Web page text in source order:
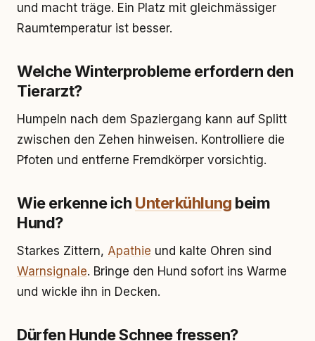
und macht träge. Ein Platz mit gleichmässiger
Raumtemperatur ist besser.
Welche Winterprobleme erfordern den
Tierarzt?
Humpeln nach dem Spaziergang kann auf Splitt
zwischen den Zehen hinweisen. Kontrolliere die
Pfoten und entferne Fremdkörper vorsichtig.
Wie erkenne ich Unterkühlung beim
Hund?
Starkes Zittern, Apathie und kalte Ohren sind
Warnsignale. Bringe den Hund sofort ins Warme
und wickle ihn in Decken.
Dürfen Hunde Schnee fressen?